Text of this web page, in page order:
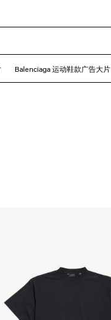
Balenciaga 运动鞋款广告大片